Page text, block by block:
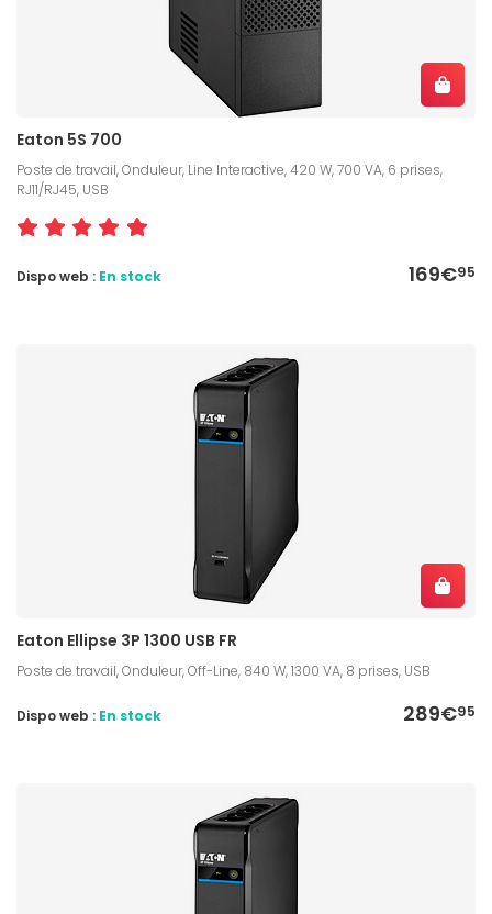
Eaton 5S 700
Poste de travail, Onduleur, Line Interactive, 420 W, 700 VA, 6 prises,
RJ11/RJ45, USB
169€95
Dispo web : En stock
Eaton Ellipse 3P 1300 USB FR
Poste de travail, Onduleur, Off-Line, 840 W, 1300 VA, 8 prises, USB
289€95
Dispo web : En stock